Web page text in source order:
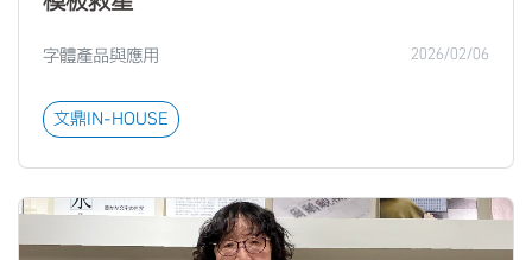
字體產品與應用 2026/02/06
文鼎IN-HOUSE